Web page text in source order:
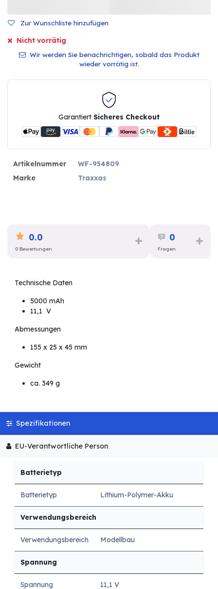
Zur Wunschliste hinzufügen
Nicht vorrätig
Wir werden Sie benachrichtigen, sobald das Produkt
wieder vorrätig ist.
Garantiert Sicheres Checkout
Artikelnummer
WF-954809
Marke
Traxxas
0.0
0 Bewertungen
0
Fragen
Technische Daten
5000 mAh
11,1 V
Abmessungen
155 x 25 x 45 mm
Gewicht
ca. 349 g
Spezifikationen
EU-Verantwortliche Person
Batterietyp
Batterietyp Lithium-Polymer-Akku
Verwendungsbereich
Verwendungsbereich Modellbau
Spannung
Spannung 11,1 V